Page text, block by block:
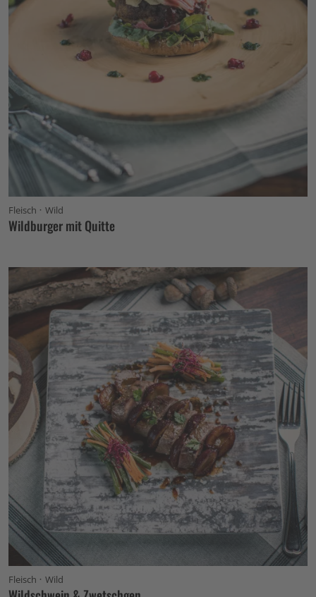
Fleisch · Wild
Wildburger mit Quitte
Fleisch · Wild